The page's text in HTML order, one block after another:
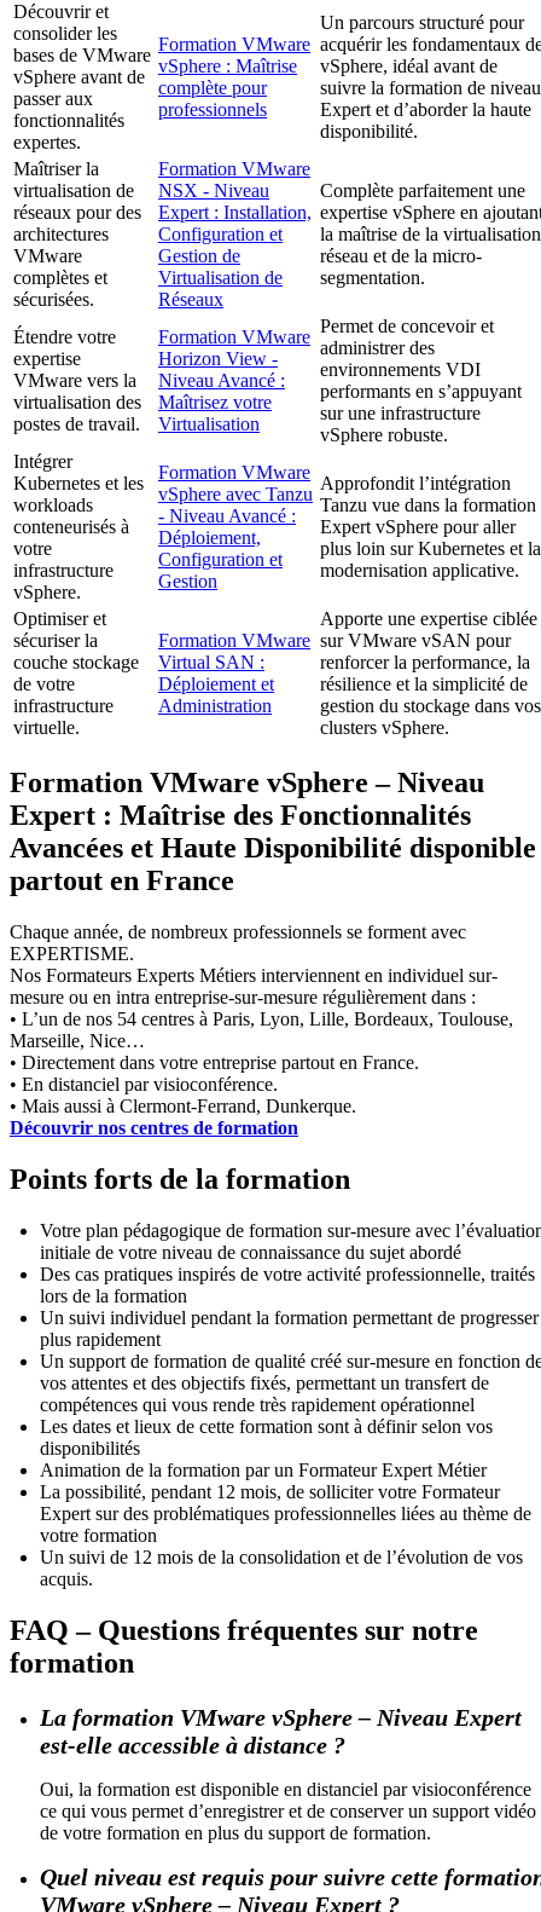
Découvrir et
consolider les
bases de VMware
vSphere avant de
passer aux
fonctionnalités
expertes.
Formation VMware
vSphere : Maîtrise
complète pour
professionnels
Un parcours structuré pour
acquérir les fondamentaux
vSphere, idéal avant de
suivre la formation de niveau
Expert et d’aborder la haute
disponibilité.
Maîtriser la
virtualisation de
réseaux pour des
architectures
VMware
complètes et
sécurisées.
Formation VMware
NSX - Niveau
Expert : Installation,
Configuration et
Gestion de
Virtualisation de
Réseaux
Complète parfaitement une
expertise vSphere en
la maîtrise de la virtualisation
réseau et de la micro-
segmentation.
Étendre votre
expertise
VMware vers la
virtualisation des
postes de travail.
Formation VMware
Horizon View -
Niveau Avancé :
Maîtrisez votre
Virtualisation
Permet de concevoir et
administrer des
environnements VDI
performants en s’appuyant
sur une infrastructure
vSphere robuste.
Intégrer
Kubernetes et les
workloads
conteneurisés à
votre
infrastructure
vSphere.
Formation VMware
vSphere avec Tanzu
- Niveau Avancé :
Déploiement,
Configuration et
Gestion
Approfondit l’intégration
Tanzu vue dans la formation
Expert vSphere pour aller
plus loin sur Kubernetes et la
modernisation applicative.
Optimiser et
sécuriser la
couche stockage
de votre
infrastructure
virtuelle.
Formation VMware
Virtual SAN :
Déploiement et
Administration
Apporte une expertise ciblée
sur VMware vSAN pour
renforcer la performance, la
résilience et la simplicité de
gestion du stockage dans vos
clusters vSphere.
Formation VMware vSphere – Niveau
Expert : Maîtrise des Fonctionnalités
Avancées et Haute Disponibilité disponible
partout en France
Chaque année, de nombreux professionnels se forment avec
EXPERTISME.
Nos Formateurs Experts Métiers interviennent en individuel sur-
mesure ou en intra entreprise-sur-mesure régulièrement dans :
• L’un de nos 54 centres à Paris, Lyon, Lille, Bordeaux, Toulouse,
Marseille, Nice…
• Directement dans votre entreprise partout en France.
• En distanciel par visioconférence.
• Mais aussi à Clermont-Ferrand, Dunkerque.
Découvrir nos centres de formation
Points forts de la formation
Votre plan pédagogique de formation sur-mesure avec
initiale de votre niveau de connaissance du sujet abordé
Des cas pratiques inspirés de votre activité professionnelle, traités
lors de la formation
Un suivi individuel pendant la formation permettant de progresser
plus rapidement
Un support de formation de qualité créé sur-mesure en fonction
vos attentes et des objectifs fixés, permettant un transfert de
compétences qui vous rende très rapidement opérationnel
Les dates et lieux de cette formation sont à définir selon vos
disponibilités
Animation de la formation par un Formateur Expert Métier
La possibilité, pendant 12 mois, de solliciter votre Formateur
Expert sur des problématiques professionnelles liées au thème de
votre formation
Un suivi de 12 mois de la consolidation et de l’évolution de vos
acquis.
FAQ – Questions fréquentes sur notre
formation
La formation VMware vSphere – Niveau Expert
est-elle accessible à distance ?
Oui, la formation est disponible en distanciel par visioconférence
ce qui vous permet d’enregistrer et de conserver un support vidéo
de votre formation en plus du support de formation.
Quel niveau est requis pour suivre cette
VMware vSphere – Niveau Expert ?